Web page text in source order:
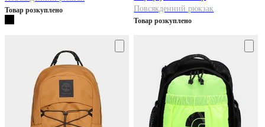
Товар розкуплено
Повсякденний рюкзак
Товар розкуплено